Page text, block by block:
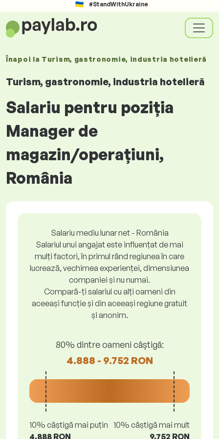
#StandWithUkraine
Înapoi la Turism, gastronomie, industria hotelieră
Turism, gastronomie, industria hotelieră
Salariu pentru poziția
Manager de
magazin/operațiuni,
România
Salariu mediu lunar net - România
Salariul unui angajat este influențat de mai
mulți factori, în primul rând regiunea în care
lucrează, vechimea experienței, dimensiunea
companiei și nu numai.
Compară-ți salariul cu alți oameni din
aceeași funcție și din aceeași regiune gratuit
și anonim.
80% dintre oameni câștigă:
4.888 - 9.752 RON
10% câștigă mai puțin
4.888 RON
10% câștigă mai mult
9.752 RON